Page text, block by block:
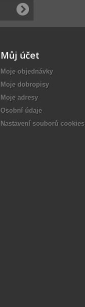
Můj účet
Moje objednávky
Moje dobropisy
Moje adresy
Osobní údaje
Nastavení souborů cookies